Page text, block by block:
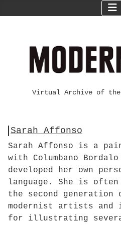
Virtual Archive of the
Sarah Affonso
Sarah Affonso is a
with Columbano
developed her own
language. She is
the second generation
modernist artists and
for illustrating